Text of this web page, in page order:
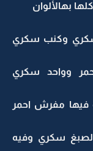
بهالألوان
وكنب سكري
وواحد سكري
مفرش احمر
سكري وفيه